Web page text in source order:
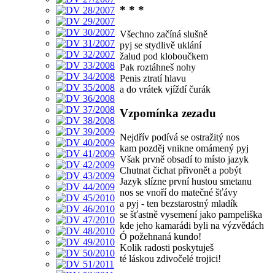
* * *
Všechno začíná slušně
pyj se stydlivě uklání
žalud pod kloboučkem
Pak roztáhneš nohy
Penis ztratí hlavu
a do vrátek vjíždí čurák
Vzpomínka zezadu
Nejdřív podívá se ostražitý nos
kam pozděj vnikne omámený pyj
Však prvně obsadí to místo jazyk
Chutnat čichat přivonět a pobýt
Jazyk slízne první hustou smetanu
nos se vnoří do matečné šťávy
a pyj - ten bezstarostný mladík
se šťastně vysemení jako pampeliška
kde jeho kamarádi byli na výzvědách
Ó požehnaná kundo!
Kolik radosti poskytuješ
té láskou zdivočelé trojici!